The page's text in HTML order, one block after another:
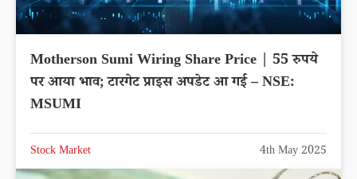
Motherson Sumi Wiring Share Price | 55 रुपये
पर आया भाव; टारगेट प्राइस अपडेट आ गई – NSE:
MSUMI
Stock Market 4th May 2025